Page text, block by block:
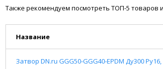
Также рекомендуем посмотреть ТОП-5 товаров
Название
Затвор DN.ru GGG50-GGG40-EPDM Ду300